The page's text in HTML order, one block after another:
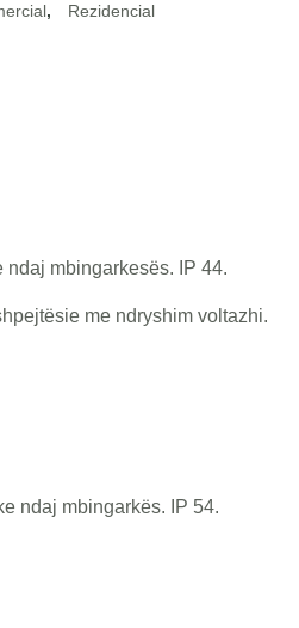
, Rezidencial
mbingarkesës. IP 44.
me ndryshim voltazhi.
ndaj mbingarkës. IP 54.